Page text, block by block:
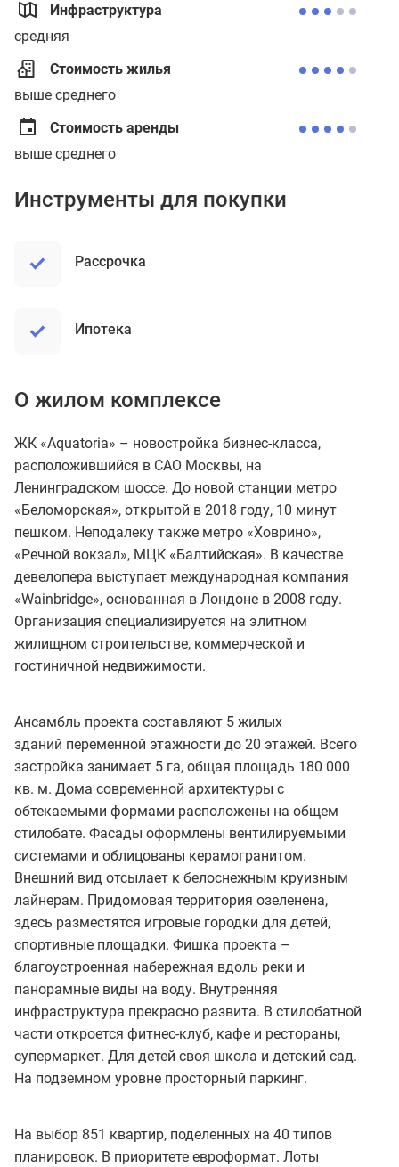
Инфраструктура
средняя
Стоимость жилья
выше среднего
Стоимость аренды
выше среднего
Инструменты для покупки
рассрочка
ипотека
О жилом комплексе
ЖК «Aquatoria» – новостройка бизнес-класса,
расположившийся в САО Москвы, на
Ленинградском шоссе. До новой станции метро
«Беломорская», открытой в 2018 году, 10 минут
пешком. Неподалеку также метро «Ховрино»,
«Речной вокзал», МЦК «Балтийская». В качестве
девелопера выступает международная компания
«Wainbridge», основанная в Лондоне в 2008 году.
Организация специализируется на элитном
жилищном строительстве, коммерческой и
гостиничной недвижимости.
Ансамбль проекта составляют 5 жилых
зданий переменной этажности до 20 этажей. Всего
застройка занимает 5 га, общая площадь 180 000
кв. м. Дома современной архитектуры с
обтекаемыми формами расположены на общем
стилобате. Фасады оформлены вентилируемыми
системами и облицованы керамогранитом.
Внешний вид отсылает к белоснежным круизным
лайнерам. Придомовая территория озеленена,
здесь разместятся игровые городки для детей,
спортивные площадки. Фишка проекта –
благоустроенная набережная вдоль реки и
панорамные виды на воду. Внутренняя
инфраструктура прекрасно развита. В стилобатной
части откроется фитнес-клуб, кафе и рестораны,
супермаркет. Для детей своя школа и детский сад.
На подземном уровне просторный паркинг.
На выбор 851 квартир, поделенных на 40 типов
планировок. В приоритете евроформат. Лоты